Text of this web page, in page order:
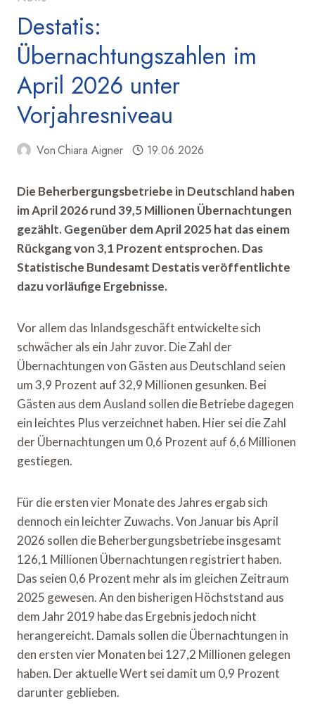
Destatis:
Übernachtungszahlen im
April 2026 unter
Vorjahresniveau
VonChiara Aigner 19.06.2026
Die Beherbergungsbetriebe in Deutschland haben
im April 2026 rund 39,5 Millionen Übernachtungen
gezählt. Gegenüber dem April 2025 hat das einem
Rückgang von 3,1 Prozent entsprochen. Das
Statistische Bundesamt Destatis veröffentlichte
dazu vorläufige Ergebnisse.
Vor allem das Inlandsgeschäft entwickelte sich
schwächer als ein Jahr zuvor. Die Zahl der
Übernachtungen von Gästen aus Deutschland seien
um 3,9 Prozent auf 32,9 Millionen gesunken. Bei
Gästen aus dem Ausland sollen die Betriebe dagegen
ein leichtes Plus verzeichnet haben. Hier sei die Zahl
der Übernachtungen um 0,6 Prozent auf 6,6 Millionen
gestiegen.
Für die ersten vier Monate des Jahres ergab sich
dennoch ein leichter Zuwachs. Von Januar bis April
2026 sollen die Beherbergungsbetriebe insgesamt
126,1 Millionen Übernachtungen registriert haben.
Das seien 0,6 Prozent mehr als im gleichen Zeitraum
2025 gewesen. An den bisherigen Höchststand aus
dem Jahr 2019 habe das Ergebnis jedoch nicht
herangereicht. Damals sollen die Übernachtungen in
den ersten vier Monaten bei 127,2 Millionen gelegen
haben. Der aktuelle Wert sei damit um 0,9 Prozent
darunter geblieben.